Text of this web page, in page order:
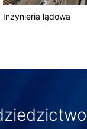
Inżynieria lądowa